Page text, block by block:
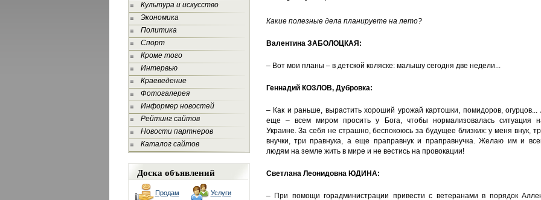
Культура и искусство
Экономика
Политика
Спорт
Кроме того
Интервью
Краеведение
Фотогалерея
Информер новостей
Рейтинг сайтов
Новости партнеров
Каталог сайтов
Доска объявлений
Продам Услуги
Какие полезные дела планируете на лето?
Валентина ЗАБОЛОЦКАЯ:
– Вот мои планы – в детской коляске: малышу сегодня две недели...
Геннадий КОЗЛОВ, Дубровка:
– Как и раньше, вырастить хороший урожай картошки, помидоров, огурцов...
еще – всем миром просить у Бога, чтобы нормализовалась ситуация
Украине. За себя не страшно, беспокоюсь за будущее близких: у меня внук,
внучки, три правнука, а еще праправнук и праправнучка. Желаю им и
людям на земле жить в мире и не вестись на провокации!
Светлана Леонидовна ЮДИНА:
– При помощи горадминистрации привести с ветеранами в порядок